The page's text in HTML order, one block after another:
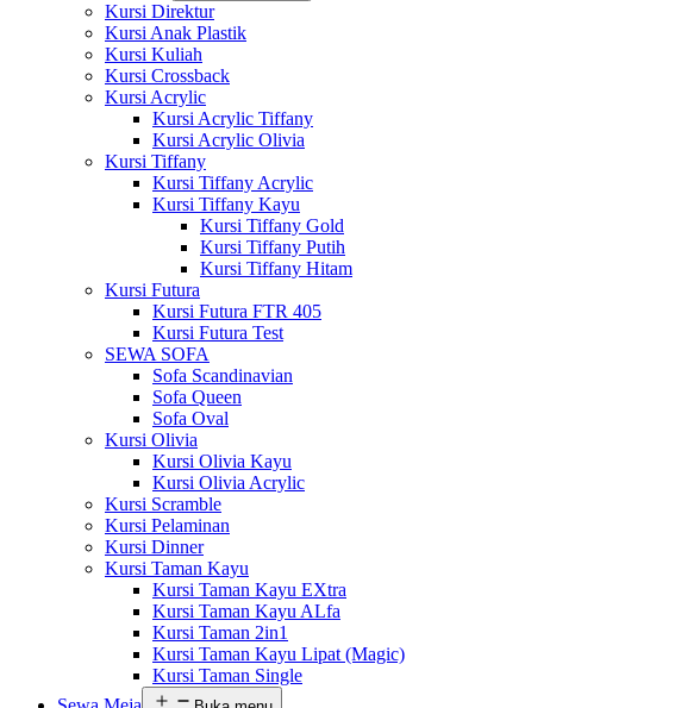
Kursi Direktur
Kursi Anak Plastik
Kursi Kuliah
Kursi Crossback
Kursi Acrylic
Kursi Acrylic Tiffany
Kursi Acrylic Olivia
Kursi Tiffany
Kursi Tiffany Acrylic
Kursi Tiffany Kayu
Kursi Tiffany Gold
Kursi Tiffany Putih
Kursi Tiffany Hitam
Kursi Futura
Kursi Futura FTR 405
Kursi Futura Test
SEWA SOFA
Sofa Scandinavian
Sofa Queen
Sofa Oval
Kursi Olivia
Kursi Olivia Kayu
Kursi Olivia Acrylic
Kursi Scramble
Kursi Pelaminan
Kursi Dinner
Kursi Taman Kayu
Kursi Taman Kayu EXtra
Kursi Taman Kayu ALfa
Kursi Taman 2in1
Kursi Taman Kayu Lipat (Magic)
Kursi Taman Single